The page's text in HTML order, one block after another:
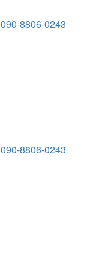
090-8806-0243
090-8806-0243